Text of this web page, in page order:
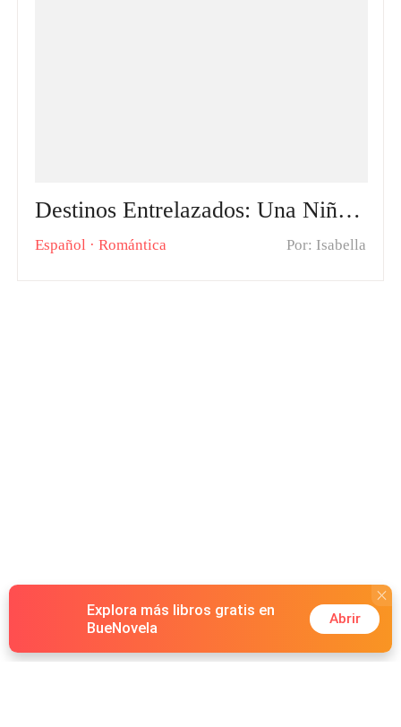
Destinos Entrelazados: Una Niñera en la Hacienda： ¿Una Huida hacia el Amor? Reseña Profunda Sin Spoilers
Español ·Romántica Por: Isabella
Explora más libros gratis en
BueNovela
Abrir